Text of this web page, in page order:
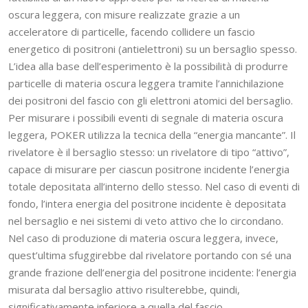
oscura leggera, con misure realizzate grazie a un
acceleratore di particelle, facendo collidere un fascio
energetico di positroni (antielettroni) su un bersaglio spesso.
L’idea alla base dell’esperimento è la possibilità di produrre
particelle di materia oscura leggera tramite l’annichilazione
dei positroni del fascio con gli elettroni atomici del bersaglio.
Per misurare i possibili eventi di segnale di materia oscura
leggera, POKER utilizza la tecnica della “energia mancante”. Il
rivelatore è il bersaglio stesso: un rivelatore di tipo “attivo”,
capace di misurare per ciascun positrone incidente l’energia
totale depositata all’interno dello stesso. Nel caso di eventi di
fondo, l’intera energia del positrone incidente è depositata
nel bersaglio e nei sistemi di veto attivo che lo circondano.
Nel caso di produzione di materia oscura leggera, invece,
quest’ultima sfuggirebbe dal rivelatore portando con sé una
grande frazione dell’energia del positrone incidente: l’energia
misurata dal bersaglio attivo risulterebbe, quindi,